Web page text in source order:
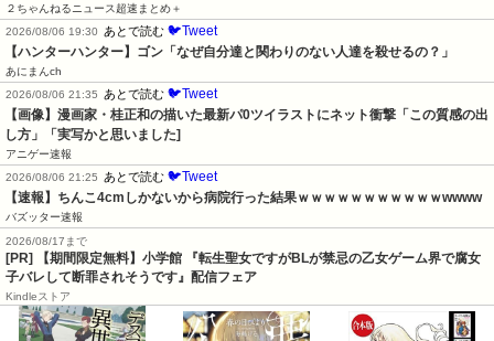
２ちゃんねるニュース超速まとめ＋
2026/08/06 19:30
あとで読む 🐦Tweet
【ハンターハンター】ゴン「なぜ自分達と関わりのない人達を殺せるの？」
あにまんch
2026/08/06 21:35
あとで読む 🐦Tweet
【画像】漫画家・桂正和の描いた最新パ0ツイラストにネット衝撃「この質感の出
し方」「実写かと思いました]
アニゲー速報
2026/08/06 21:25
あとで読む 🐦Tweet
【速報】ちんこ4cmしかないから病院行った結果ｗｗｗｗｗｗｗｗｗｗｗwwww
バズッター速報
2026/08/17まで
[PR] 【期間限定無料】小学館 『転生聖女ですがBLが禁忌の乙女ゲーム界で腐女
子バレして断罪されそうです』配信フェア
Kindleストア